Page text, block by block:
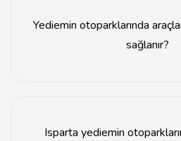
Yediemin otoparklarında
sağlanır?
Isparta yediemin